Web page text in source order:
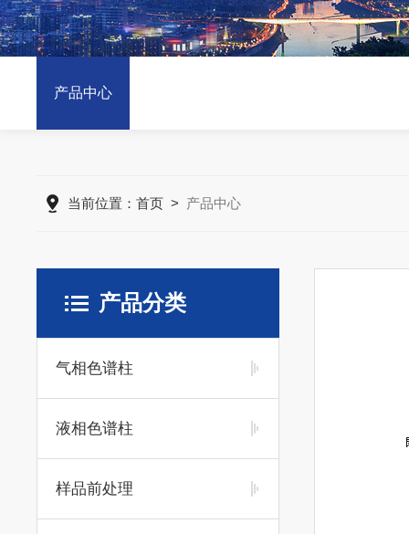
产品中心
当前位置：首页 > 产品中心
产品分类
气相色谱柱
液相色谱柱
样品前处理